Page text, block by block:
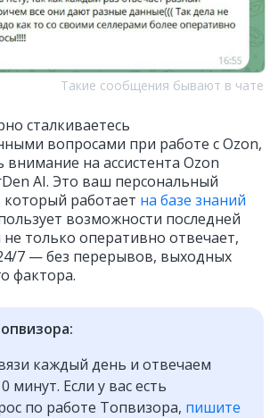
Такие сообщения бывают в чате
сталкиваетесь
вопросами при работе с Ozon,
внимание на ассистента Ozon
AI. Это ваш персональный
работает на базе знаний
возможности последней
не только оперативно отвечает,
7 — без перерывов, выходных
фактора.
каждый день и отвечаем
минут. Если у вас есть
по работе Топвизора, пишите